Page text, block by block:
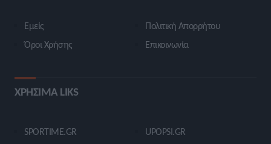
Εμείς
Όροι Χρήσης
Πολιτική Απορρήτου
Επικοινωνία
ΧΡΗΣΙΜΑ LIKS
SPORTIME.GR
UPOPSI.GR